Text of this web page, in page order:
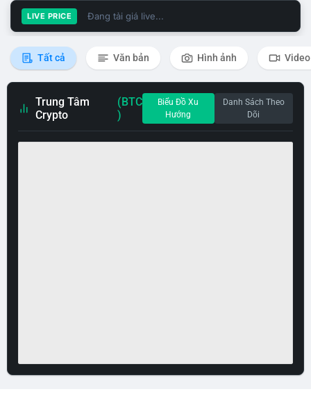
LIVE PRICE Đang tải giá live...
Tất cả Văn bản Hình ảnh Video
Trung Tâm
Crypto
(BTC
)
Biểu Đồ Xu
Hướng
Danh Sách Theo
Dõi